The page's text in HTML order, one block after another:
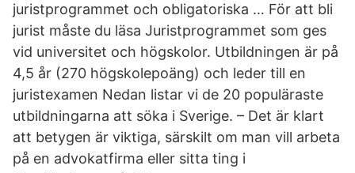
juristprogrammet och obligatoriska … För att bli
jurist måste du läsa Juristprogrammet som ges
vid universitet och högskolor. Utbildningen är på
4,5 år (270 högskolepoäng) och leder till en
juristexamen Nedan listar vi de 20 populäraste
utbildningarna att söka i Sverige. – Det är klart
att betygen är viktiga, särskilt om man vill arbeta
på en advokatfirma eller sitta ting i